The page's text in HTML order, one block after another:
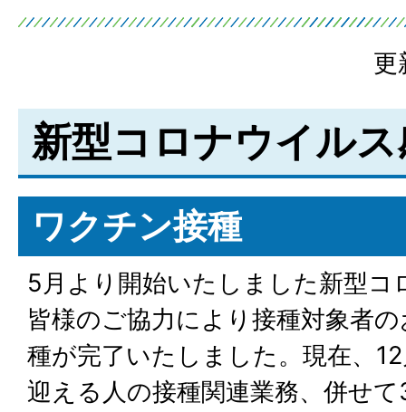
更
新型コロナウイル
ワクチン接種
5月より開始いたしました新型コ
皆様のご協力により接種対象者
種が完了いたしました。現在、
迎える人の接種関連業務、併せ